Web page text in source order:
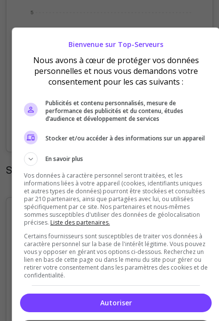
1
5
Statistiques horaires
2
3
5
Bienvenue sur Top-Serveurs
Nous avons à cœur de protéger vos données
personnelles et nous vous demandons votre
consentement pour les cas suivants :
Publicités et contenu personnalisés, mesure de
performance des publicités et du contenu, études
d’audience et développement de services
Stocker et/ou accéder à des informations sur un appareil
En savoir plus
Vos données à caractère personnel seront traitées, et les
informations liées à votre appareil (cookies, identifiants uniques
et autres types de données) pourront être stockées et consultées
par 210 partenaires, ainsi que partagées avec lui, ou utilisées
spécifiquement par ce site. Nos partenaires et nous-mêmes
sommes susceptibles d'utiliser des données de géolocalisation
précises. Liste des partenaires.
Certains fournisseurs sont susceptibles de traiter vos données à
caractère personnel sur la base de l'intérêt légitime. Vous pouvez
vous y opposer en gérant vos options ci-dessous. Recherchez un
lien en bas de cette page ou dans le menu du site pour gérer ou
retirer votre consentement dans les paramètres des cookies et de
confidentialité.
Autoriser